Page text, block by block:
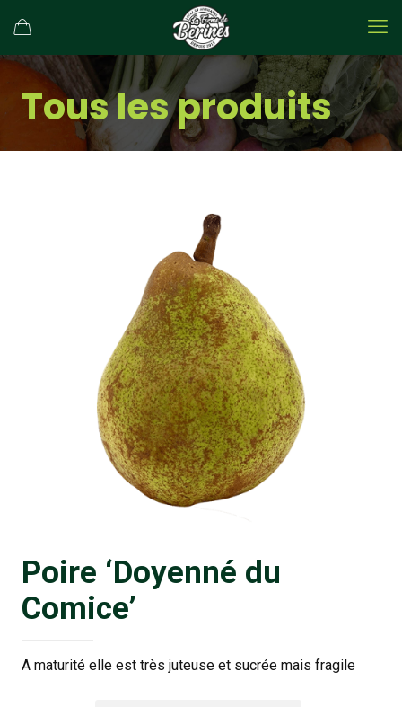
Tous les produits
Poire ‘Doyenné du
Comice’
A maturité elle est très juteuse et sucrée mais fragile